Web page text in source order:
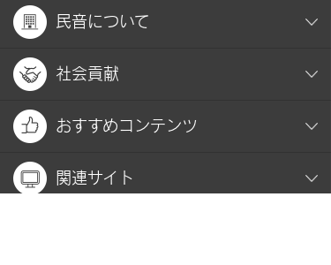
民音について
社会貢献
おすすめコンテンツ
関連サイト